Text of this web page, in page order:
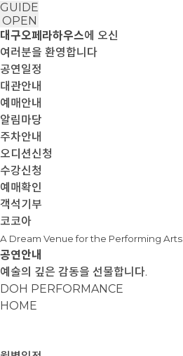
GUIDE
OPEN
대구오페라하우스에 오신
여러분을 환영합니다
공연일정
대관안내
예매안내
알림마당
주차안내
오디션신청
수강신청
예매확인
객석기부
코코아
A Dream Venue for the Performing Arts
공연안내
예술의 깊은 감동을 선물합니다.
DOH PERFORMANCE
HOME